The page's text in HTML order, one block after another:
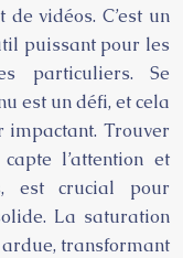
vidéos. C’est un
puissant pour les
particuliers. Se
est un défi, et cela
impactant. Trouver
l’attention et
est crucial pour
La saturation
transformant